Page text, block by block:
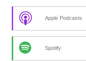
Apple Podcasts
Spotify